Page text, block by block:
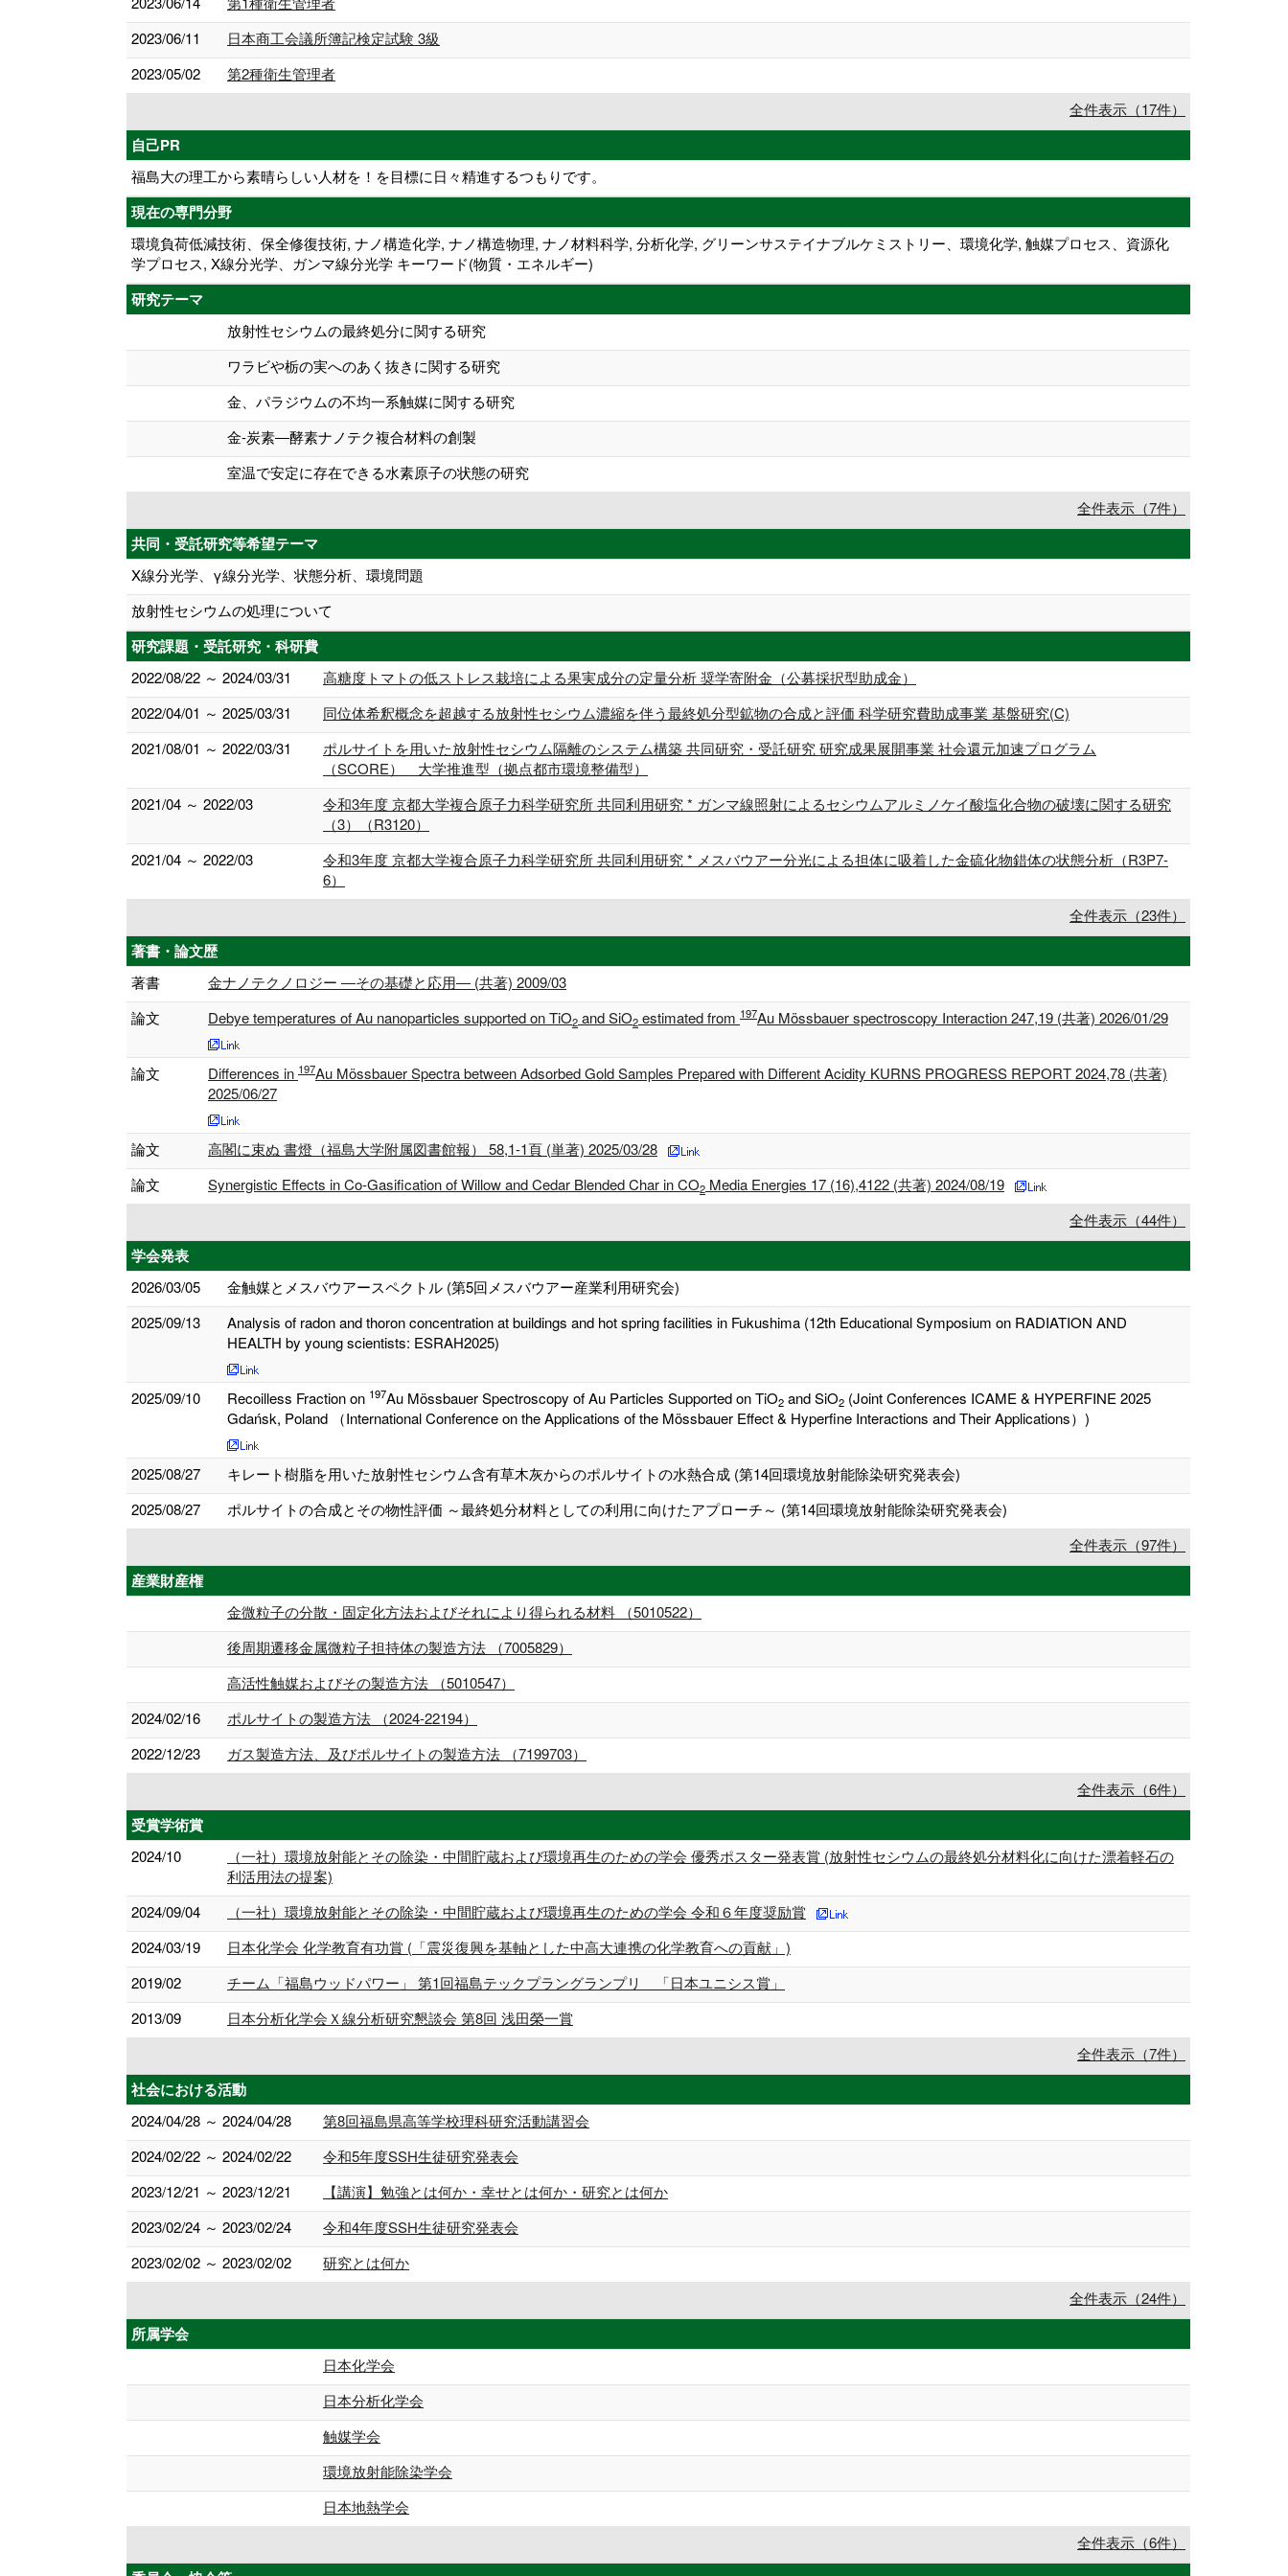
2023/06/11
日本商工会議所簿記検定試験 3級
2023/05/02
第2種衛生管理者
全件表示（17件）
自己PR
福島大の理工から素晴らしい人材を！を目標に日々精進するつもりです。
現在の専門分野
環境負荷低減技術、保全修復技術, ナノ構造化学, ナノ構造物理, ナノ材料科学, 分析化学, グリーンサステイナブルケミストリー、環境化学, 触媒プロセス、資源化
学プロセス, X線分光学、ガンマ線分光学 キーワード(物質・エネルギー)
研究テーマ
放射性セシウムの最終処分に関する研究
ワラビや栃の実へのあく抜きに関する研究
金、パラジウムの不均一系触媒に関する研究
金-炭素―酵素ナノテク複合材料の創製
室温で安定に存在できる水素原子の状態の研究
全件表示（7件）
共同・受託研究等希望テーマ
X線分光学、γ線分光学、状態分析、環境問題
放射性セシウムの処理について
研究課題・受託研究・科研費
2022/08/22 ～ 2024/03/31
高糖度トマトの低ストレス栽培による果実成分の定量分析 奨学寄附金（公募採択型助成金）
2022/04/01 ～ 2025/03/31
同位体希釈概念を超越する放射性セシウム濃縮を伴う最終処分型鉱物の合成と評価 科学研究費助成事業 基盤研究(C)
2021/08/01 ～ 2022/03/31
ポルサイトを用いた放射性セシウム隔離のシステム構築 共同研究・受託研究 研究成果展開事業 社会還元加速プログラム
（SCORE） 大学推進型（拠点都市環境整備型）
2021/04 ～ 2022/03
令和3年度 京都大学複合原子力科学研究所 共同利用研究 * ガンマ線照射によるセシウムアルミノケイ酸塩化合物の破壊に関する研究
（3）（R3120）
2021/04 ～ 2022/03
令和3年度 京都大学複合原子力科学研究所 共同利用研究 * メスバウアー分光による担体に吸着した金硫化物錯体の状態分析（R3P7-
6）
全件表示（23件）
著書・論文歴
著書
金ナノテクノロジー ―その基礎と応用― (共著) 2009/03
論文
Debye temperatures of Au nanoparticles supported on TiO2 and SiO2 estimated from 197Au Mössbauer spectroscopy Interaction 247,19 (共著) 2026/01/29
論文 Differences in 197Au Mössbauer Spectra between Adsorbed Gold Samples Prepared with Different Acidity KURNS PROGRESS REPORT 2024,78 (共著)
2025/06/27
論文
高閣に束ぬ 書燈（福島大学附属図書館報） 58,1-1頁 (単著) 2025/03/28
論文
Synergistic Effects in Co-Gasification of Willow and Cedar Blended Char in CO2 Media Energies 17 (16),4122 (共著) 2024/08/19
全件表示（44件）
学会発表
2026/03/05
金触媒とメスバウアースペクトル (第5回メスバウアー産業利用研究会)
2025/09/13
Analysis of radon and thoron concentration at buildings and hot spring facilities in Fukushima (12th Educational Symposium on RADIATION AND
HEALTH by young scientists: ESRAH2025)
2025/09/10 Recoilless Fraction on 197Au Mössbauer Spectroscopy of Au Particles Supported on TiO2 and SiO2 (Joint Conferences ICAME & HYPERFINE 2025
Gdańsk, Poland （International Conference on the Applications of the Mössbauer Effect & Hyperfine Interactions and Their Applications）)
2025/08/27
キレート樹脂を用いた放射性セシウム含有草木灰からのポルサイトの水熱合成 (第14回環境放射能除染研究発表会)
2025/08/27
ポルサイトの合成とその物性評価 ～最終処分材料としての利用に向けたアプローチ～ (第14回環境放射能除染研究発表会)
全件表示（97件）
産業財産権
金微粒子の分散・固定化方法およびそれにより得られる材料 （5010522）
後周期遷移金属微粒子担持体の製造方法 （7005829）
高活性触媒およびその製造方法 （5010547）
2024/02/16
ポルサイトの製造方法 （2024-22194）
2022/12/23
ガス製造方法、及びポルサイトの製造方法 （7199703）
全件表示（6件）
受賞学術賞
2024/10
（一社）環境放射能とその除染・中間貯蔵および環境再生のための学会 優秀ポスター発表賞 (放射性セシウムの最終処分材料化に向けた漂着軽石の
利活用法の提案)
2024/09/04
（一社）環境放射能とその除染・中間貯蔵および環境再生のための学会 令和６年度奨励賞
2024/03/19
日本化学会 化学教育有功賞 (「震災復興を基軸とした中高大連携の化学教育への貢献」)
2019/02
チーム「福島ウッドパワー」 第1回福島テックプラングランプリ 「日本ユニシス賞」
2013/09
日本分析化学会Ｘ線分析研究懇談会 第8回 浅田榮一賞
全件表示（7件）
社会における活動
2024/04/28 ～ 2024/04/28
第8回福島県高等学校理科研究活動講習会
2024/02/22 ～ 2024/02/22
令和5年度SSH生徒研究発表会
2023/12/21 ～ 2023/12/21
【講演】勉強とは何か・幸せとは何か・研究とは何か
2023/02/24 ～ 2023/02/24
令和4年度SSH生徒研究発表会
2023/02/02 ～ 2023/02/02
研究とは何か
全件表示（24件）
所属学会
日本化学会
日本分析化学会
触媒学会
環境放射能除染学会
日本地熱学会
全件表示（6件）